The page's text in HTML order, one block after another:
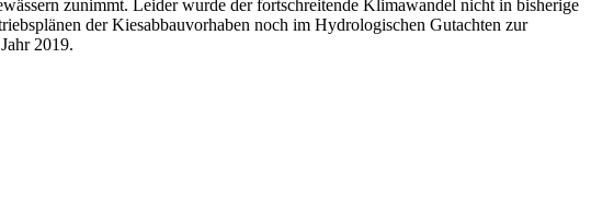
zunimmt. Leider wurde der fortschreitende Klimawandel nicht in bisherige
der Kiesabbauvorhaben noch im Hydrologischen Gutachten zur
2019.